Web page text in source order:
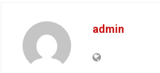
admin